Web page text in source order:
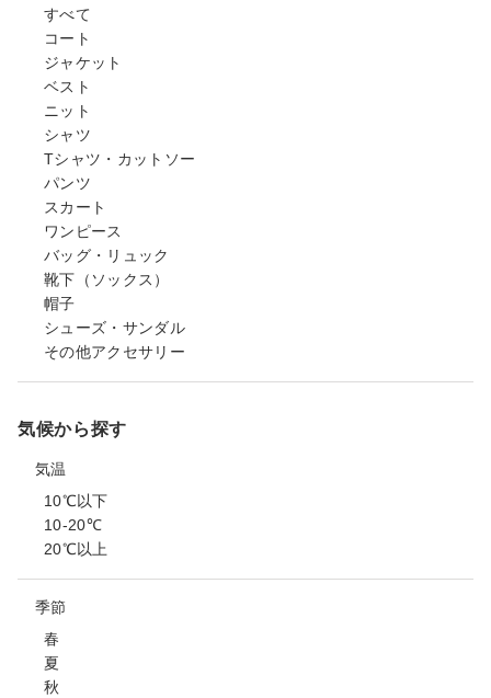
すべて
コート
ジャケット
ベスト
ニット
シャツ
Tシャツ・カットソー
パンツ
スカート
ワンピース
バッグ・リュック
靴下（ソックス）
帽子
シューズ・サンダル
その他アクセサリー
気候から探す
気温
10℃以下
10-20℃
20℃以上
季節
春
夏
秋